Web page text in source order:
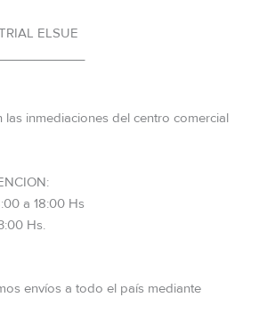
ELSUE
las inmediaciones del centro comercial
a 18:00 Hs
Hs.
envíos a todo el país mediante